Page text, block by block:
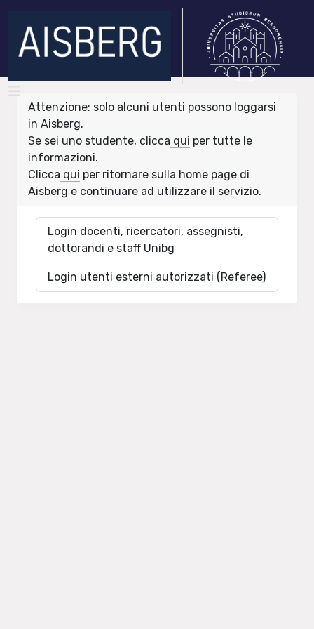
Attenzione: solo alcuni utenti possono loggarsi
in Aisberg.
Se sei uno studente, clicca qui per tutte le
informazioni.
Clicca qui per ritornare sulla home page di
Aisberg e continuare ad utilizzare il servizio.
Login docenti, ricercatori, assegnisti,
dottorandi e staff Unibg
Login utenti esterni autorizzati (Referee)